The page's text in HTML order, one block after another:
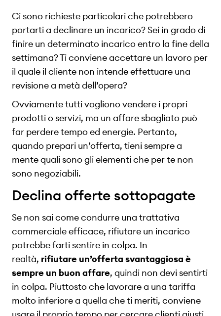
Ci sono richieste particolari che potrebbero
portarti a declinare un incarico? Sei in grado di
finire un determinato incarico entro la fine della
settimana? Ti conviene accettare un lavoro per
il quale il cliente non intende effettuare una
revisione a metà dell’opera?
Ovviamente tutti vogliono vendere i propri
prodotti o servizi, ma un affare sbagliato può
far perdere tempo ed energie. Pertanto,
quando prepari un’offerta, tieni sempre a
mente quali sono gli elementi che per te non
sono negoziabili.
Declina offerte sottopagate
Se non sai come condurre una trattativa
commerciale efficace, rifiutare un incarico
potrebbe farti sentire in colpa. In
realtà, rifiutare un’offerta svantaggiosa è
sempre un buon affare, quindi non devi sentirti
in colpa. Piuttosto che lavorare a una tariffa
molto inferiore a quella che ti meriti, conviene